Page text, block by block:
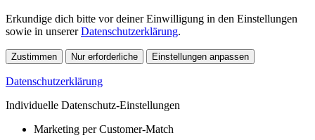
Erkundige dich bitte vor deiner Einwilligung in den Einstellungen
sowie in unsererDatenschutzerklärung.
Zustimmen Nur erforderliche Einstellungen anpassen
Datenschutzerklärung
Individuelle Datenschutz-Einstellungen
Marketing per Customer-Match